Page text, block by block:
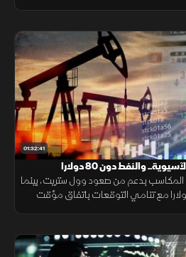
01:32:41
والنفط دون 80 دولارا
المكاسب بدعم من صعود وول ستريت، بينما
أسعار النفط دون 80 دولارا مع تنامي التوقعات باتفاق مؤقت